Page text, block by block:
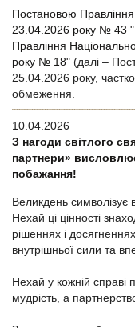
Постановою Правління
23.04.2026 року № 43
Правління
року № 18" (далі –
25.04.2026 року,
обмеження.
10.04.2026
З нагоди світлого
партнери»
побажання!
Великдень символізує
Нехай ці цінності
рішеннях і
внутрішньої сили та
Нехай у кожній справі
мудрість, а